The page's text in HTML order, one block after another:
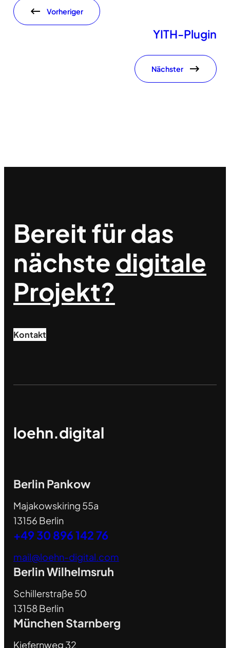
Vorheriger
YITH-Plugin
Nächster
Bereit für das
nächstedigitale
Projekt?
Kontakt
loehn.digital
Berlin Pankow
Majakowskiring 55a
13156 Berlin
+49 30 896 142 76
mail@loehn-digital.com
Berlin Wilhelmsruh
Schillerstraße 50
13158 Berlin
München Starnberg
Kiefernweg 32